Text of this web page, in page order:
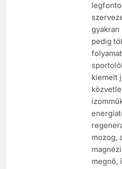
pedig
kiemelt
mozog,
megnő,